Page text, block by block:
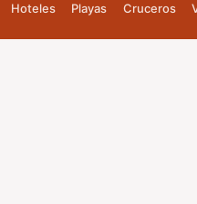
Hoteles Playas Cruceros